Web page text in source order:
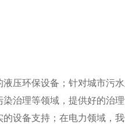
压环保设备；针对城市污
治理等领域，提供好的治理
设备支持；在电力领域，